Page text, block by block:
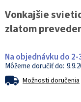
Vonkajšie
zlatom
Na objednávku do
Možnosti doručenia